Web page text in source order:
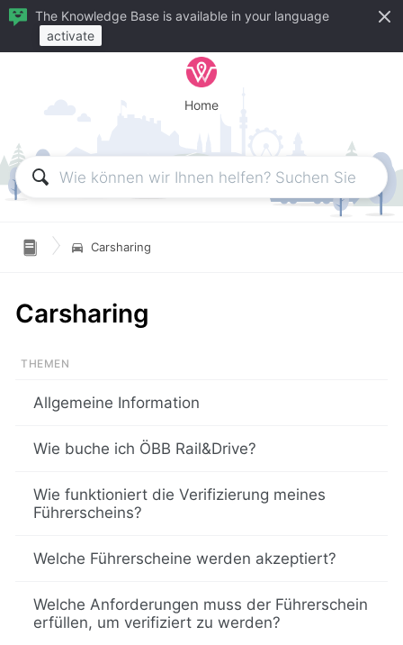
The Knowledge Base is available in your language
activate
Home
 Carsharing
Carsharing
Allgemeine Information
Wie buche ich ÖBB Rail&Drive?
Wie funktioniert die Verifizierung meines
Führerscheins?
Welche Führerscheine werden akzeptiert?
Welche Anforderungen muss der Führerschein
erfüllen, um verifiziert zu werden?